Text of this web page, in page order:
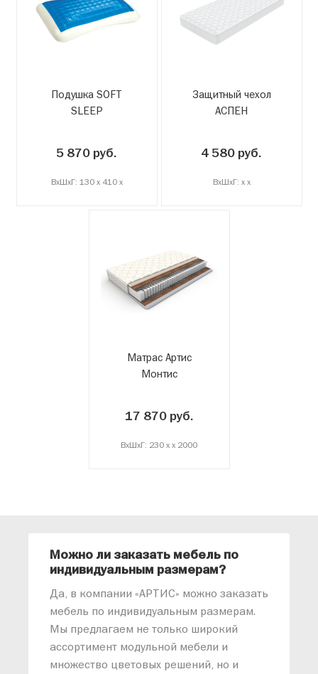
Подушка SOFT
SLEEP
5 870 руб.
ВxШxГ: 130 x 410 x
Защитный чехол
АСПЕН
4 580 руб.
ВxШxГ: x x
Матрас Артис
Монтис
17 870 руб.
ВxШxГ: 230 x x 2000
Можно ли заказать мебель по
индивидуальным размерам?
Да, в компании «АРТИС» можно заказать
мебель по индивидуальным размерам.
Мы предлагаем не только широкий
ассортимент модульной мебели и
множество цветовых решений, но и